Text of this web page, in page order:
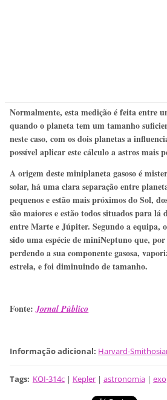
Normalmente, esta medição é feita entre
quando o planeta tem um tamanho
neste caso, com os dois planetas a
possível aplicar este cálculo a astros mais
A origem deste miniplaneta gasoso é
solar, há uma clara separação entre
pequenos e estão mais próximos do Sol,
são maiores e estão todos situados para lá
entre Marte e Júpiter. Segundo a equipa,
sido uma espécie de miniNeptuno que,
perdendo a sua componente gasosa,
estrela, e foi diminuindo de tamanho.
Fonte:Jornal Público
Informação adicional: Harvard-
Tags: KOI-314c | Kepler | astronomia |